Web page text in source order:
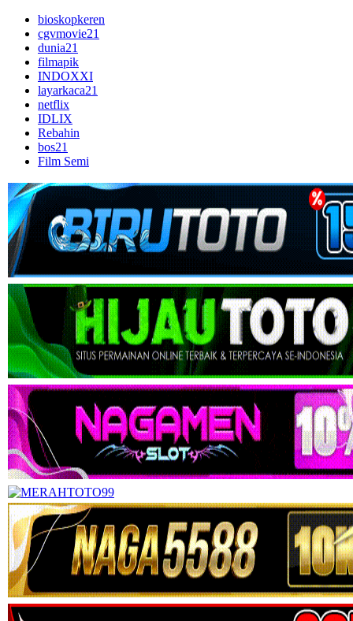
bioskopkeren
cgvmovie21
dunia21
filmapik
INDOXXI
layarkaca21
netflix
IDLIX
Rebahin
bos21
Film Semi